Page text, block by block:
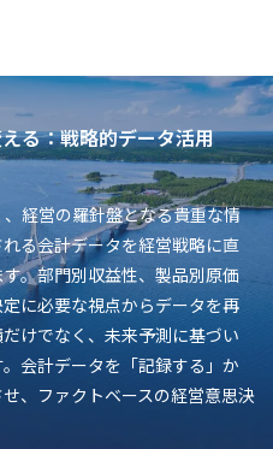
る：戦略的データ活用
経営の羅針盤となる貴重な情
る会計データを経営戦略に直
。部門別収益性、製品別原価
に必要な視点からデータを再
けでなく、未来予測に基づい
会計データを「記録する」か
、ファクトベースの経営意思決